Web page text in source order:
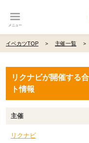
メニュー
イベカツTOP 主催一覧
リクナビが開催する
ト情報
主催
リクナビ